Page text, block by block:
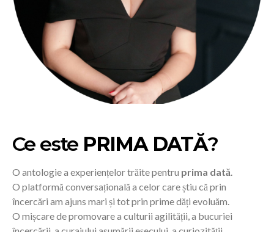
Ce este PRIMA DATĂ?
O antologie a experiențelor trăite pentru prima dată.
O platformă conversațională a celor care știu că prin
încercări am ajuns mari și tot prin prime dăți evoluăm.
O mișcare de promovare a culturii agilității, a bucuriei